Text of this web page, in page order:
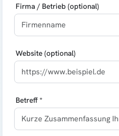
Firma / Betrieb (optional)
Website (optional)
Betreff *